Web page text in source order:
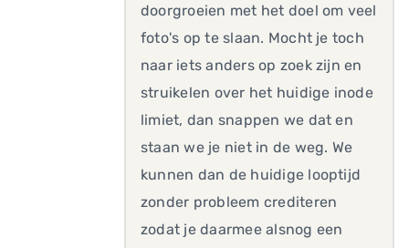
doorgroeien met het doel om veel
foto's op te slaan. Mocht je toch
naar iets anders op zoek zijn en
struikelen over het huidige inode
limiet, dan snappen we dat en
staan we je niet in de weg. We
kunnen dan de huidige looptijd
zonder probleem crediteren
zodat je daarmee alsnog een